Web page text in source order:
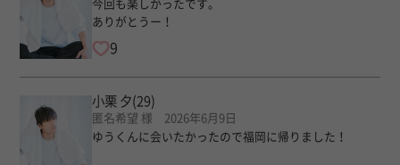
今回も楽しかったです。
ありがとうー！
9
小栗 夕(29)
匿名希望 様 2026年6月9日
ゆうくんに会いたかったので福岡に帰りました！